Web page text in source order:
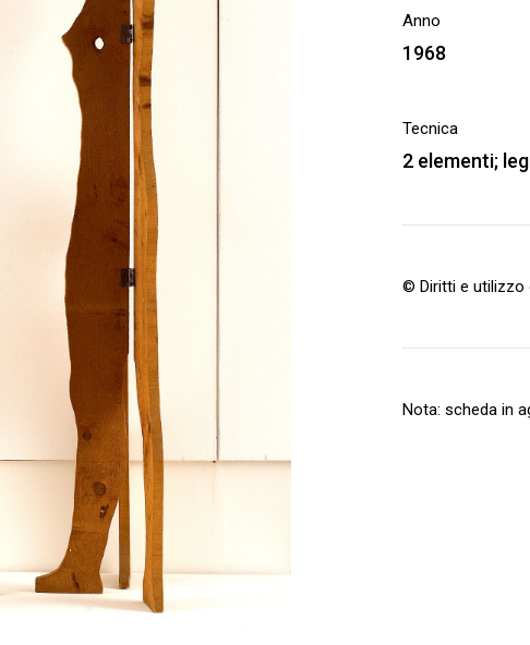
Anno
1968
Tecnica
2 elementi;
© Diritti e utilizzo
Nota: scheda in